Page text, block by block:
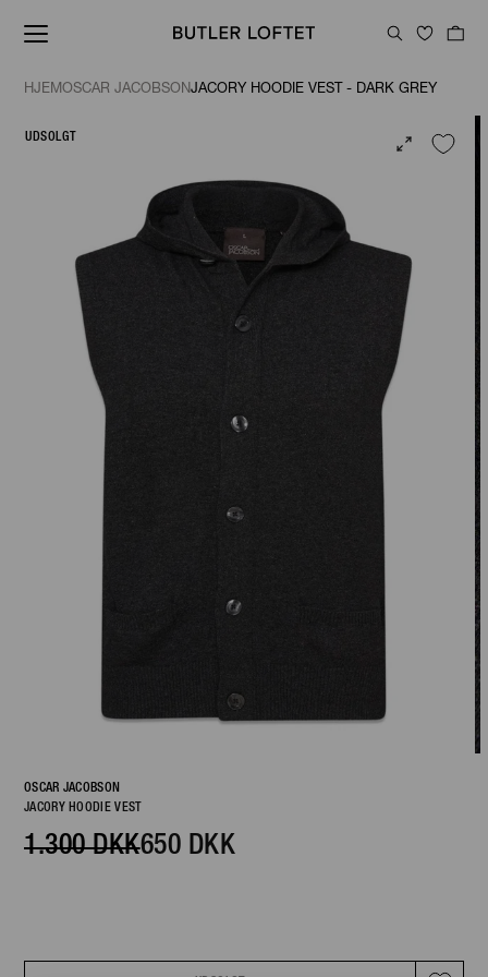
HJEMOSCAR JACOBSONJACORY HOODIE VEST - DARK GREY
UDSOLGT
OSCAR JACOBSON
JACORY HOODIE VEST
650 DKK
1.300 DKK